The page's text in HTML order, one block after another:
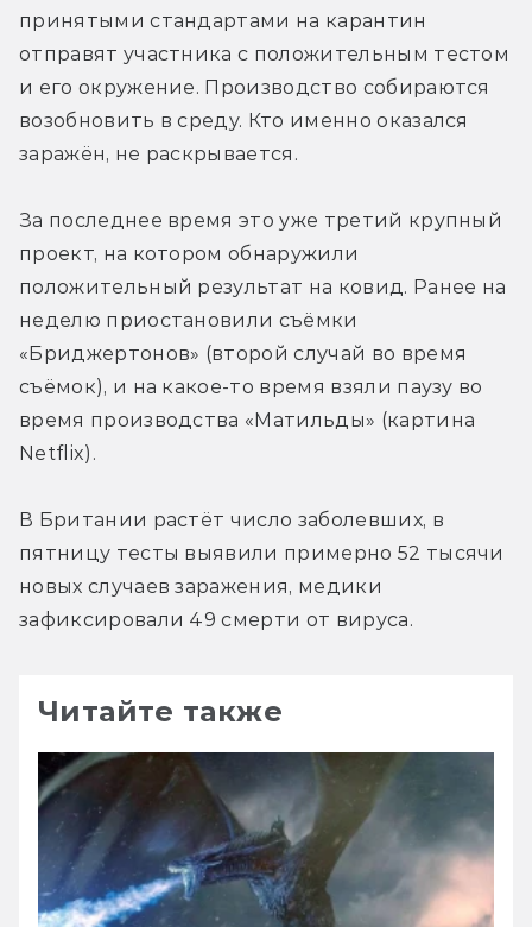
принятыми стандартами на карантин
отправят участника с положительным тестом
и его окружение. Производство собираются
возобновить в среду. Кто именно оказался
заражён, не раскрывается.
За последнее время это уже третий крупный
проект, на котором обнаружили
положительный результат на ковид. Ранее на
неделю приостановили съёмки
«Бриджертонов» (второй случай во время
съёмок), и на какое-то время взяли паузу во
время производства «Матильды» (картина
Netflix).
В Британии растёт число заболевших, в
пятницу тесты выявили примерно 52 тысячи
новых случаев заражения, медики
зафиксировали 49 смерти от вируса.
Читайте также